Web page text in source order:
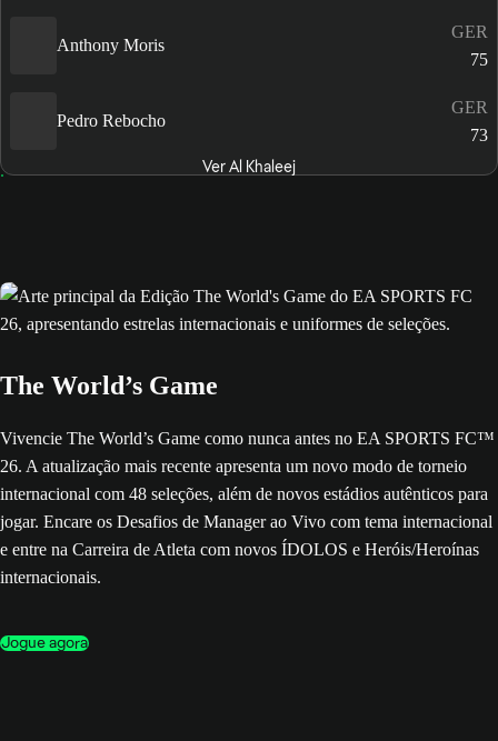
Anthony Moris
GER
75
Pedro Rebocho
GER
73
Ver Al Khaleej
The World’s Game
Vivencie The World’s Game como nunca antes no EA SPORTS FC™
26. A atualização mais recente apresenta um novo modo de torneio
internacional com 48 seleções, além de novos estádios autênticos para
jogar. Encare os Desafios de Manager ao Vivo com tema internacional
e entre na Carreira de Atleta com novos ÍDOLOS e Heróis/Heroínas
internacionais.
Jogue agora